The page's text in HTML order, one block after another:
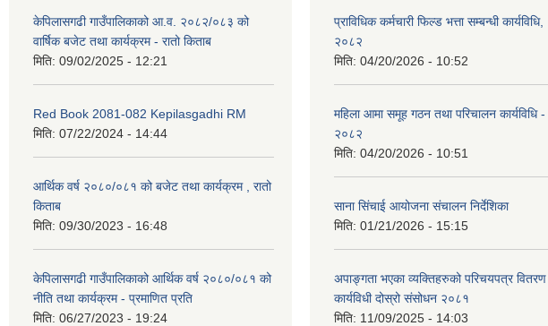
केपिलासगढी गाउँपालिकाको आ.व. २०८२/०८३ को
वार्षिक बजेट तथा कार्यक्रम - रातो किताब
मिति: 09/02/2025 - 12:21
Red Book 2081-082 Kepilasgadhi RM
मिति: 07/22/2024 - 14:44
आर्थिक वर्ष २०८०/०८१ को बजेट तथा कार्यक्रम , रातो
किताब
मिति: 09/30/2023 - 16:48
केपिलासगढी गाउँपालिकाको आर्थिक वर्ष २०८०/०८१ को
नीति तथा कार्यक्रम - प्रमाणित प्रति
मिति: 06/27/2023 - 19:24
प्राविधिक कर्मचारी फिल्ड भत्ता सम्बन्धी कार्यविधि,
२०८२
मिति: 04/20/2026 - 10:52
महिला आमा समूह गठन तथा परिचालन कार्यविधि -
२०८२
मिति: 04/20/2026 - 10:51
साना सिंचाई आयोजना संचालन निर्देशिका
मिति: 01/21/2026 - 15:15
अपाङ्गता भएका व्यक्तिहरुको परिचयपत्र वितरण
कार्यविधी दोस्रो संसोधन २०८१
मिति: 11/09/2025 - 14:03